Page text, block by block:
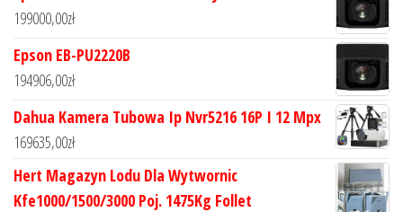
199000,00zł
Epson EB-PU2220B
194906,00zł
Dahua Kamera Tubowa Ip Nvr5216 16P I 12 Mpx
169635,00zł
Hert Magazyn Lodu Dla Wytwornic
Kfe1000/1500/3000 Poj. 1475Kg Follet